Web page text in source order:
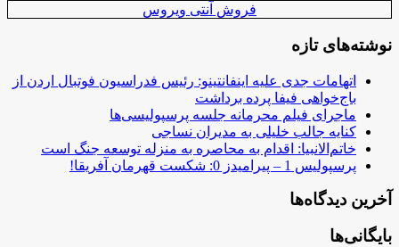
فروش آنتی ویروس
نوشته‌های تازه
اتهامات جدی علیه اینفانتینو: رئیس فدراسیون فوتبال اردن از
باج‌خواهی فیفا پرده برداشت
ماجرای فیلم محرمانه جلسه پرسپولیسی‌ها
کنایه جالب خلیلی به مدیران نساجی
خاتم‌الانبیا: اقدام به محاصره به منزله توسعه جنگ است
پرسپولیس 1 – پیرامیدز 0: شکست قهرمان آفریقا!
آخرین دیدگاه‌ها
بایگانی‌ها